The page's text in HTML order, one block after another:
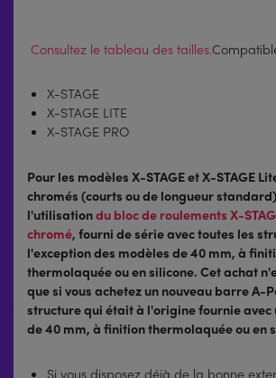
Consultez le tableau des tailles.
X-STAGE
X-STAGE LITE
X-STAGE PRO
Pour les modèles X-STAGE et X-STAGE
chromés (courts ou de longueur
l'utilisationdu bloc de roulements X-
chromé, fourni de série avec toutes les
l'exception des modèles de 40 mm, à
thermolaquée ou en silicone. Cet achat
que si vous achetez un nouveau barre A-
structure qui était à l'origine fournie avec
de 40 mm, à finition thermolaquée ou en
Si vous disposez déjà de la bonne